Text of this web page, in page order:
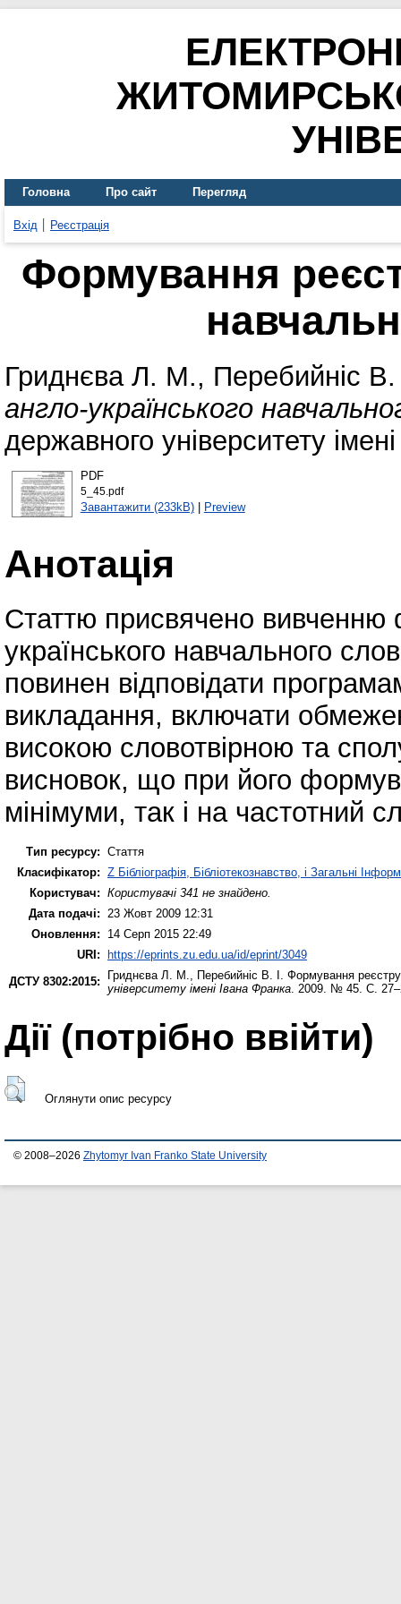
Головна Про сайт Перегляд
Вхід Реєстрація
Формування
Гриднєва Л. М., Перебийніс В.
англо-українського
державного університету
PDF
5_45.pdf
Завантажити (233kB)| Preview
Анотація
Статтю присвячено вивченню
українського навчального
повинен відповідати
викладання, включати
високою словотвірною та
висновок, що при його
мінімуми, так і на частотний
Тип ресурсу: Стаття
Класифікатор: Z Бібліографія, Бібліотекознавство, і Загальні
Користувач: Користувачі 341 не знайдено.
Дата подачі:
23 Жовт 2009 12:31
Оновлення:
14 Серп 2015 22:49
URI: https://eprints.zu.edu.ua/id/eprint/3049
ДСТУ 8302:2015:
Гриднєва Л. М. Перебийніс В. І. Формування
університету імені Івана Франка . 2009. № 45. С.
Дії ​​(потрібно ввійти)
Оглянути опис ресурсу
© 2008–2026 Zhytomyr Ivan Franko State University